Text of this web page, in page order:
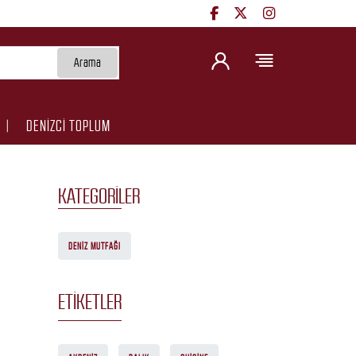
Arama
DENİZCİ TOPLUM
KATEGORILER
DENIZ MUTFAĞI
ETIKETLER